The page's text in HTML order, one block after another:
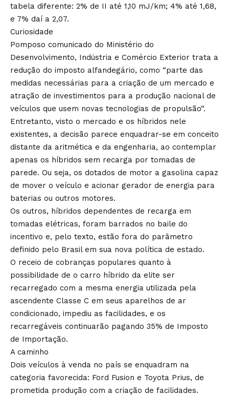
tabela diferente: 2% de II até 1,10 mJ/km; 4% até 1,68,
e 7% daí a 2,07.
Curiosidade
Pomposo comunicado do Ministério do
Desenvolvimento, Indústria e Comércio Exterior trata a
redução do imposto alfandegário, como “parte das
medidas necessárias para a criação de um mercado e
atração de investimentos para a produção nacional de
veículos que usem novas tecnologias de propulsão“.
Entretanto, visto o mercado e os híbridos nele
existentes, a decisão parece enquadrar-se em conceito
distante da aritmética e da engenharia, ao contemplar
apenas os híbridos sem recarga por tomadas de
parede. Ou seja, os dotados de motor a gasolina capaz
de mover o veículo e acionar gerador de energia para
baterias ou outros motores.
Os outros, híbridos dependentes de recarga em
tomadas elétricas, foram barrados no baile do
incentivo e, pelo texto, estão fora do parâmetro
definido pelo Brasil em sua nova política de estado.
O receio de cobranças populares quanto à
possibilidade de o carro híbrido da elite ser
recarregado com a mesma energia utilizada pela
ascendente Classe C em seus aparelhos de ar
condicionado, impediu as facilidades, e os
recarregáveis continuarão pagando 35% de Imposto
de Importação.
A caminho
Dois veículos à venda no país se enquadram na
categoria favorecida: Ford Fusion e Toyota Prius, de
prometida produção com a criação de facilidades.